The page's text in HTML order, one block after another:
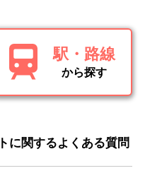
駅・路線
から探す
に関するよくある質問